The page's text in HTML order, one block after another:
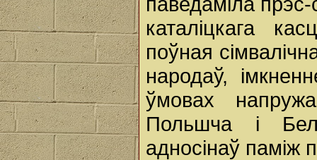
каталіцкага
поўная
народаў,
ўмовах
Польшча і
адносінаў паміж